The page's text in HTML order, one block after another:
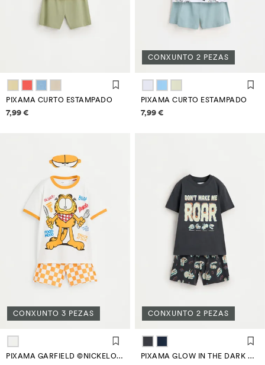
PIXAMA CURTO ESTAMPADO
Información de prezos
7,99 €
CONXUNTO 2 PEZAS
PIXAMA CURTO ESTAMPADO
Información de prezos
7,99 €
CONXUNTO 3 PEZAS
PIXAMA GARFIELD ©NICKELODEON CURTO CON ANTEFACE
CONXUNTO 2 PEZAS
PIXAMA GLOW IN THE DARK CURTO